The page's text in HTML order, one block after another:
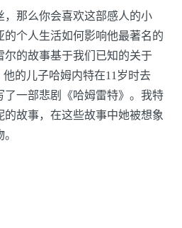
，那么你会喜欢这部感人的小
个人生活如何影响他最著名的
尔的故事基于我们已知的关于
的儿子哈姆内特在11岁时去
了一部悲剧《哈姆雷特》。我特
故事，在这些故事中她被想象